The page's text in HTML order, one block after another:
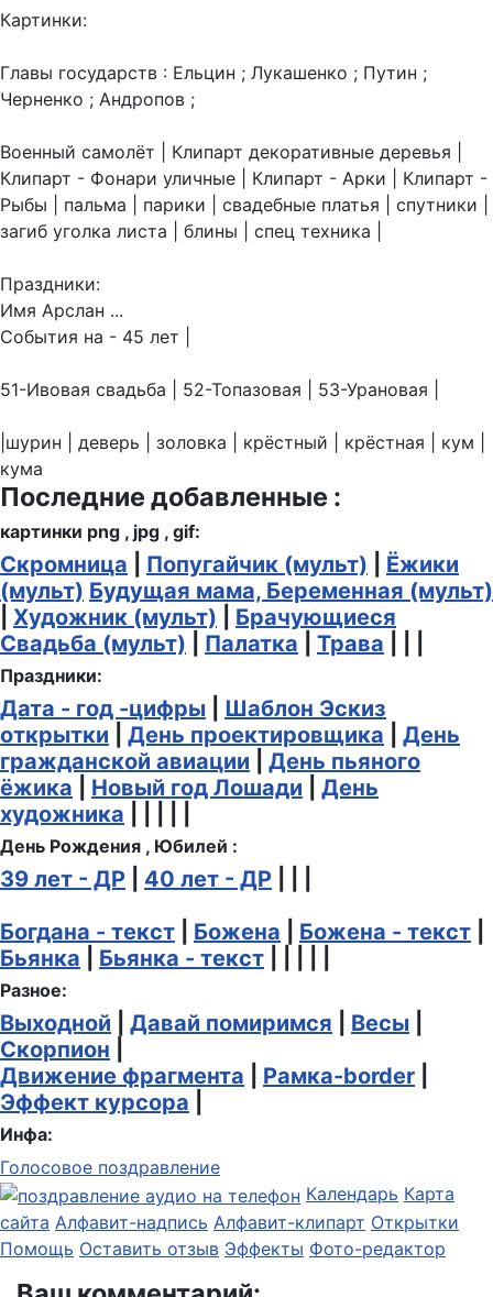
Картинки:
Главы государств : Ельцин ; Лукашенко ; Путин ;
Черненко ; Андропов ;
Военный самолёт | Клипарт декоративные деревья |
Клипарт - Фонари уличные | Клипарт - Арки | Клипарт -
Рыбы | пальма | парики | свадебные платья | спутники |
загиб уголка листа | блины | спец техника |
Праздники:
Имя Арслан ...
События на - 45 лет |
51-Ивовая свадьба | 52-Топазовая | 53-Урановая |
|шурин | деверь | золовка | крёстный | крёстная | кум |
кума
Последние добавленные :
картинки png , jpg , gif:
Скромница Попугайчик (мульт)
Ёжики
(мульт) Будущая мама, Беременная (мульт)
Художник (мульт)
Брачующиеся
Свадьба (мульт)
Палатка Трава
Праздники:
Дата - год -цифры
Шаблон Эскиз
открытки
День проектировщика
День
гражданской авиации
День пьяного
ёжика
Новый год Лошади
День
художника
День Рождения , Юбилей :
39 лет - ДР 40 лет - ДР
Богдана - текст
Божена Божена - текст
Бьянка
Бьянка - текст
Разное:
Выходной Давай помиримся Весы
Скорпион
Движение фрагмента
Рамка-border
Эффект курсора
Инфа:
Голосовое поздравление
Календарь Карта
сайта Алфавит-надпись Алфавит-клипарт Открытки
Помощь Оставить отзыв Эффекты Фото-редактор